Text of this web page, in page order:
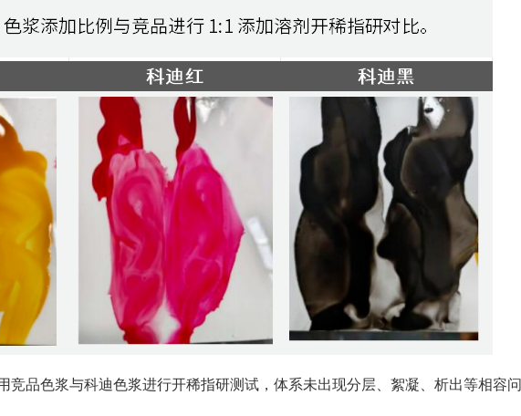
竞品色浆与科迪色浆进行开稀指研测试，体系未出现分层、絮凝、析出等相容问